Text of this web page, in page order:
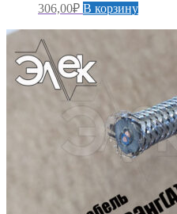
306,00₽ В корзину